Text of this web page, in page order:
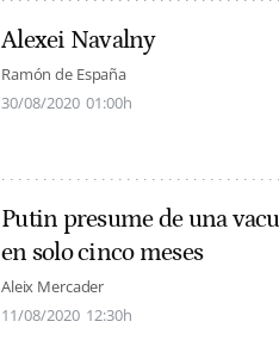
Alexei Navalny
Ramón de España
30/08/2020 01:00h
Putin presume de una
en solo cinco meses
Aleix Mercader
11/08/2020 12:30h